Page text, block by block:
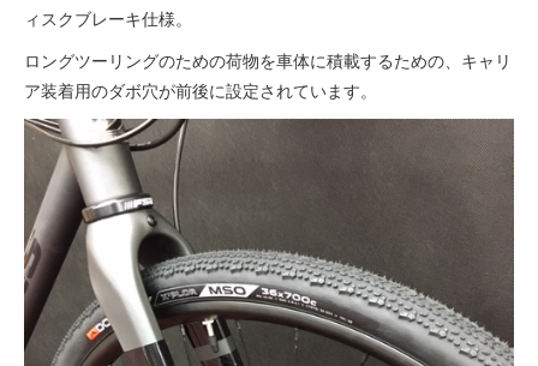
ィスクブレーキ仕様。
ロングツーリングのための荷物を車体に積載するための、キャリ
ア装着用のダボ穴が前後に設定されています。